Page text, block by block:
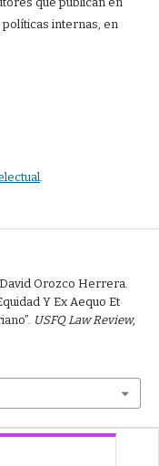
políticas internas, en
Orozco Herrera.
Y Ex Aequo Et
USFQ Law Review,